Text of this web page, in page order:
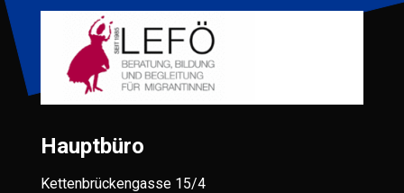
Hauptbüro
Kettenbrückengasse 15/4